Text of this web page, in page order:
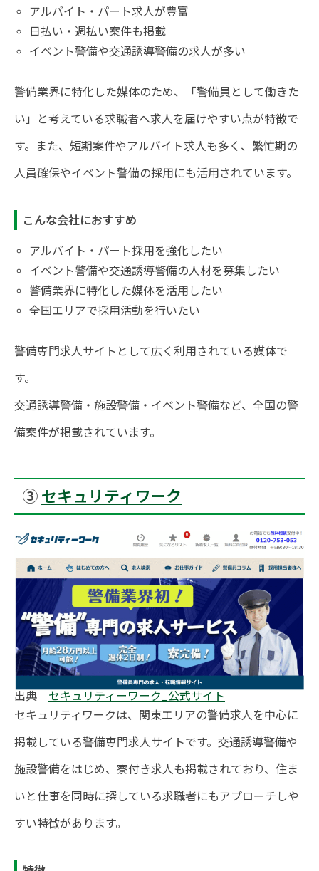
アルバイト・パート求人が豊富
日払い・週払い案件も掲載
イベント警備や交通誘導警備の求人が多い
警備業界に特化した媒体のため、「警備員として働きた
い」と考えている求職者へ求人を届けやすい点が特徴で
す。また、短期案件やアルバイト求人も多く、繁忙期の
人員確保やイベント警備の採用にも活用されています。
こんな会社におすすめ
アルバイト・パート採用を強化したい
イベント警備や交通誘導警備の人材を募集したい
警備業界に特化した媒体を活用したい
全国エリアで採用活動を行いたい
警備専門求人サイトとして広く利用されている媒体で
す。
交通誘導警備・施設警備・イベント警備など、全国の警
備案件が掲載されています。
③ セキュリティワーク
出典｜ セキュリティーワーク_公式サイト
セキュリティワークは、関東エリアの警備求人を中心に
掲載している警備専門求人サイトです。交通誘導警備や
施設警備をはじめ、寮付き求人も掲載されており、住ま
いと仕事を同時に探している求職者にもアプローチしや
すい特徴があります。